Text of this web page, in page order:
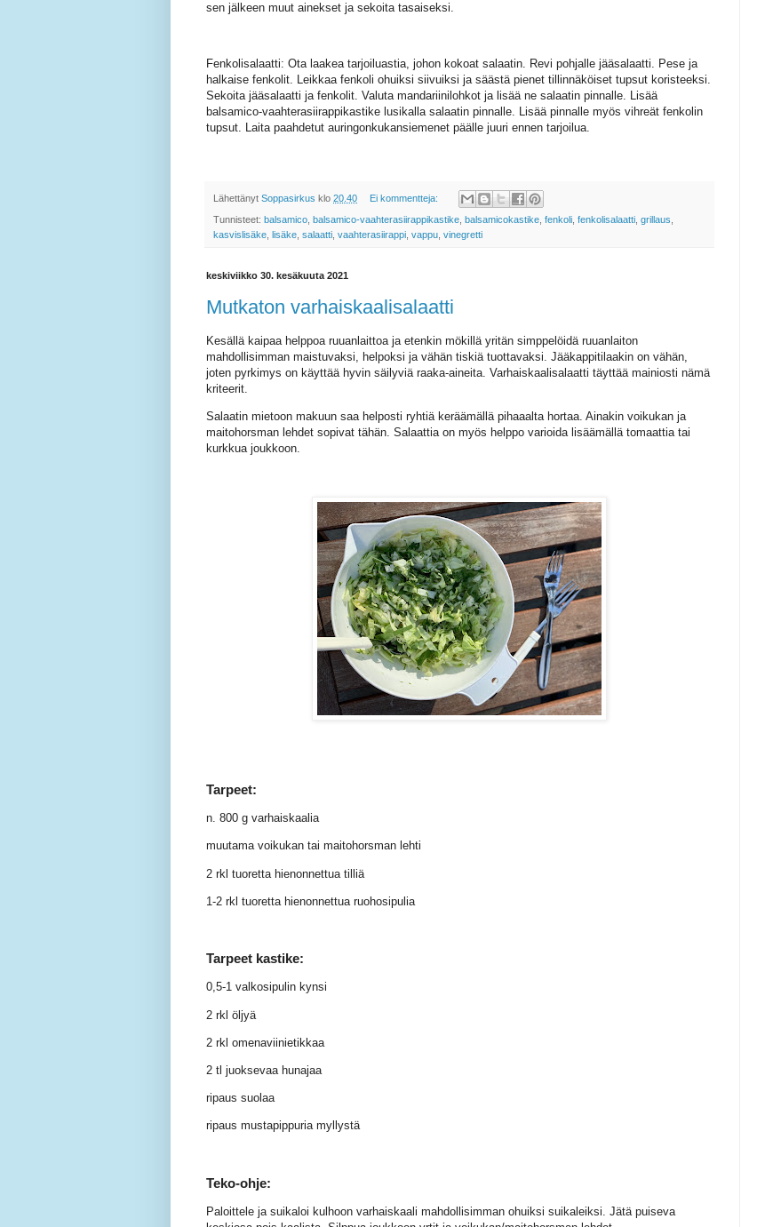
sen jälkeen muut ainekset ja sekoita tasaiseksi.
Fenkolisalaatti: Ota laakea tarjoiluastia, johon kokoat salaatin. Revi pohjalle jääsalaatti. Pese ja
halkaise fenkolit. Leikkaa fenkoli ohuiksi siivuiksi ja säästä pienet tillinnäköiset tupsut koristeeksi.
Sekoita jääsalaatti ja fenkolit. Valuta mandariinilohkot ja lisää ne salaatin pinnalle. Lisää
balsamico-vaahterasiirappikastike lusikalla salaatin pinnalle. Lisää pinnalle myös vihreät fenkolin
tupsut. Laita paahdetut auringonkukansiemenet päälle juuri ennen tarjoilua.
Lähettänyt Soppasirkus klo 20.40 Ei kommentteja:
Tunnisteet: balsamico balsamico-vaahterasiirappikastike balsamicokastike fenkoli fenkolisalaatti grillaus
kasvislisäke
lisäke salaatti vaahterasiirappi vappu vinegretti
keskiviikko 30. kesäkuuta 2021
Mutkaton varhaiskaalisalaatti
Kesällä kaipaa helppoa ruuanlaittoa ja etenkin mökillä yritän simppelöidä ruuanlaiton
mahdollisimman maistuvaksi, helpoksi ja vähän tiskiä tuottavaksi. Jääkappitilaakin on vähän,
joten pyrkimys on käyttää hyvin säilyviä raaka-aineita. Varhaiskaalisalaatti täyttää mainiosti nämä
kriteerit.
Salaatin mietoon makuun saa helposti ryhtiä keräämällä pihaaalta hortaa. Ainakin voikukan ja
maitohorsman lehdet sopivat tähän. Salaattia on myös helppo varioida lisäämällä tomaattia tai
kurkkua joukkoon.
Tarpeet:
n. 800 g varhaiskaalia
muutama voikukan tai maitohorsman lehti
2 rkl tuoretta hienonnettua tilliä
1-2 rkl tuoretta hienonnettua ruohosipulia
Tarpeet kastike:
0,5-1 valkosipulin kynsi
2 rkl öljyä
2 rkl omenaviinietikkaa
2 tl juoksevaa hunajaa
ripaus suolaa
ripaus mustapippuria myllystä
Teko-ohje:
Paloittele ja suikaloi kulhoon varhaiskaali mahdollisimman ohuiksi suikaleiksi. Jätä puiseva